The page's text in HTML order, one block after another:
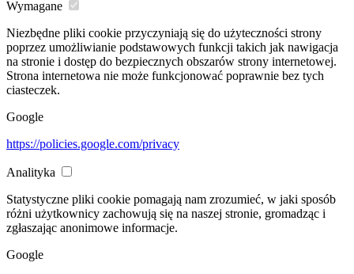
Wymagane
Niezbędne pliki cookie przyczyniają się do użyteczności strony
poprzez umożliwianie podstawowych funkcji takich jak nawigacja
na stronie i dostęp do bezpiecznych obszarów strony internetowej.
Strona internetowa nie może funkcjonować poprawnie bez tych
ciasteczek.
Google
https://policies.google.com/privacy
Analityka
Statystyczne pliki cookie pomagają nam zrozumieć, w jaki sposób
różni użytkownicy zachowują się na naszej stronie, gromadząc i
zgłaszając anonimowe informacje.
Google